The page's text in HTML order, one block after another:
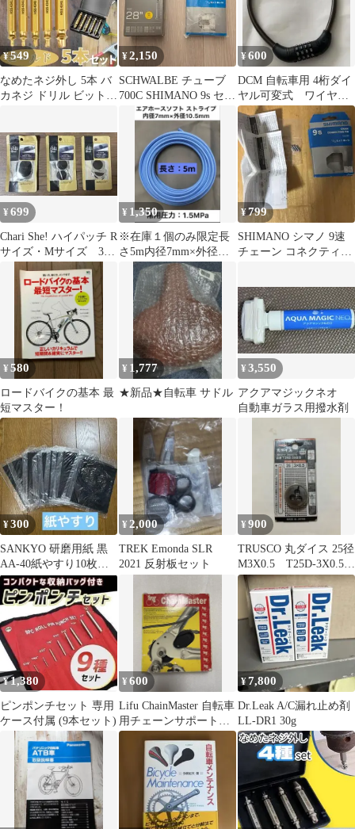
¥549
なめたネジ外し 5本 バ
カネジ ドリル ビット
¥2,150
SCHWALBE チューブ
700C SHIMANO 9s セッ
ト 自転車用
¥600
DCM 自転車用 4桁ダイ
ヤル可変式 ワイヤー
ロック 盗難防止 鍵
¥699
Chari She! ハイパッチ R
サイズ・Mサイズ 3個
¥ 1,350
※在庫１個のみ限定長
さ5m内径7mm×外径
10.5mmエアホーススト
ライプ
¥799
SHIMANO シマノ 9速
チェーン コネクティン
¥580
ロードバイクの基本 最
短マスター！
¥ 1,777
★新品★自転車 サドル
¥3,550
アクアマジックネオ
自動車ガラス用撥水剤
¥300
SANKYO 研磨用紙 黒
AA-40紙やすり10枚セ
ット サビ落とし
¥2,000
TREK Emonda SLR
2021 反射板セット
¥900
TRUSCO 丸ダイス 25径
M3X0.5 T25D-3X0.5
トラスコ
¥1,380
ピンポンチセット 専用
ケース付属 (9本セット)
¥600
Lifu ChainMaster 自転車
用チェーンサポートツ
ール
¥7,800
Dr.Leak A/C漏れ止め剤
LL-DR1 30g